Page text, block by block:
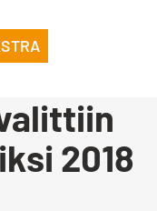
2018